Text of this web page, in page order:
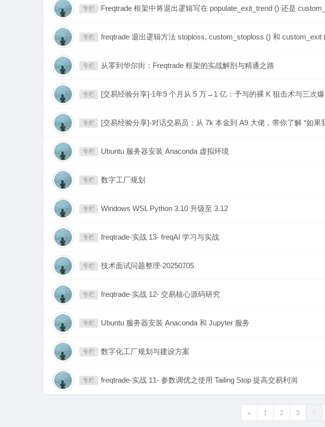
专栏 Freqtrade 框架中将退出逻辑写在 populate_exit_trend () 还是
专栏 freqtrade 退出逻辑方法 stoploss, custom_stoploss () 和
专栏 从零到华尔街：Freqtrade 框架的实战解剖与精通之路
专栏 [交易经验分享]-1年9 个月从 5 万→1 亿：予与的裸 K 狙击术与三次
专栏 [交易经验分享]-对话交易员：从 7k 本金到 A9 大佬，带你了解 “如果
专栏 Ubuntu 服务器安装 Anaconda 虚拟环境
专栏 数字工厂规划
专栏 Windows WSL Python 3.10 升级至 3.12
专栏 freqtrade-实战 13- freqAI 学习与实战
专栏 技术面试问题整理-20250705
专栏 freqtrade-实战 12- 交易核心源码研究
专栏 Ubuntu 服务器安装 Anaconda 和 Jupyter 服务
专栏 数字化工厂规划与建设方案
专栏 freqtrade-实战 11- 参数调优之使用 Tailing Stop 提高交易利润
« 1 2 3